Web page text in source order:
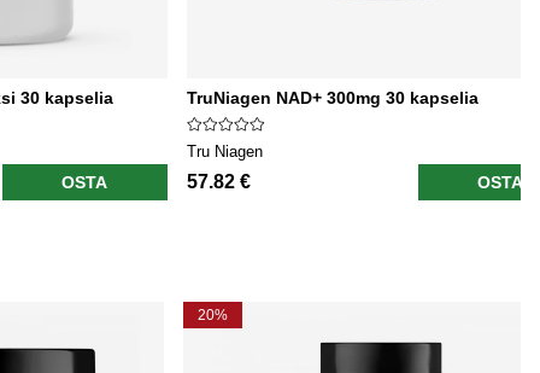
30 kapselia
OSTA
TruNiagen NAD+ 300mg 30 kapselia
Tru Niagen
57.82 € OSTA
20%